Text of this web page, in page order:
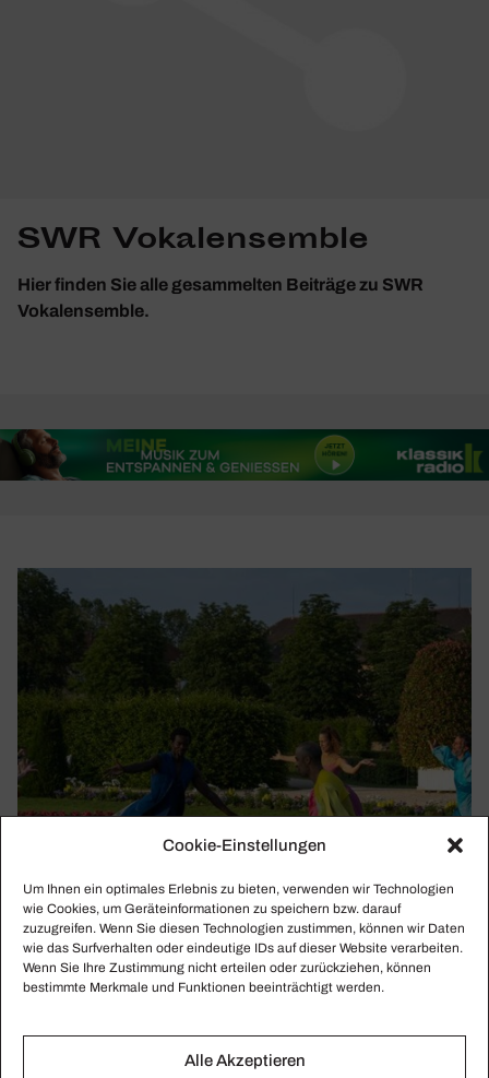
Cookie-Einstellungen
Um Ihnen ein optimales Erlebnis zu bieten, verwenden wir Technologien
wie Cookies, um Geräteinformationen zu speichern bzw. darauf
zuzugreifen. Wenn Sie diesen Technologien zustimmen, können wir Daten
wie das Surfverhalten oder eindeutige IDs auf dieser Website verarbeiten.
Wenn Sie Ihre Zustimmung nicht erteilen oder zurückziehen, können
bestimmte Merkmale und Funktionen beeinträchtigt werden.
Alle Akzeptieren
SWR Vokalensemble
Hier finden Sie alle gesammelten Beiträge zu SWR
Vokalensemble.
LUDWIGSBURGER SCHLOSS FEST SPIELE